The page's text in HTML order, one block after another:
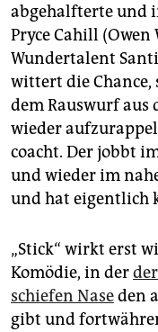
abgehalfterte und
Pryce Cahill (Owen
Wundertalent
wittert die Chance,
dem Rauswurf aus
wieder
coacht. Der jobbt
und wieder im
und hat eigentlich
„Stick“ wirkt erst
Komödie, in der
schiefen Naseden
gibt und